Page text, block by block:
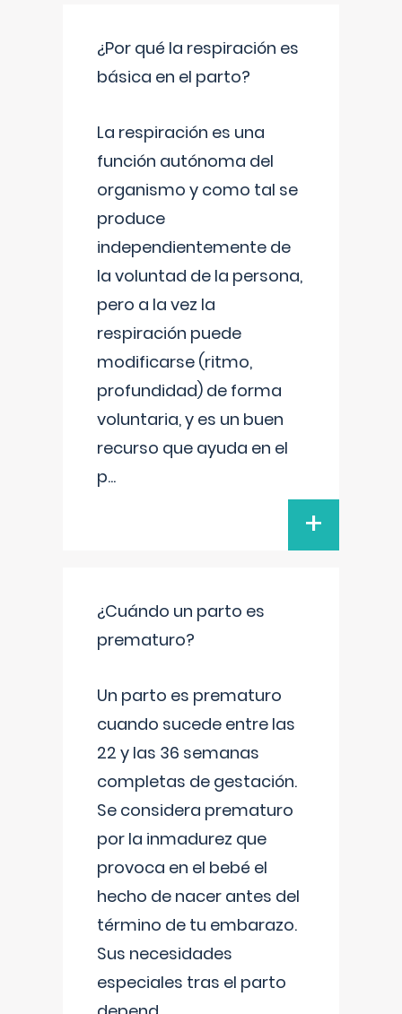
¿Por qué la respiración es
básica en el parto?
La respiración es una
función autónoma del
organismo y como tal se
produce
independientemente de
la voluntad de la persona,
pero a la vez la
respiración puede
modificarse (ritmo,
profundidad) de forma
voluntaria, y es un buen
recurso que ayuda en el
p...
+
¿Cuándo un parto es
prematuro?
Un parto es prematuro
cuando sucede entre las
22 y las 36 semanas
completas de gestación.
Se considera prematuro
por la inmadurez que
provoca en el bebé el
hecho de nacer antes del
término de tu embarazo.
Sus necesidades
especiales tras el parto